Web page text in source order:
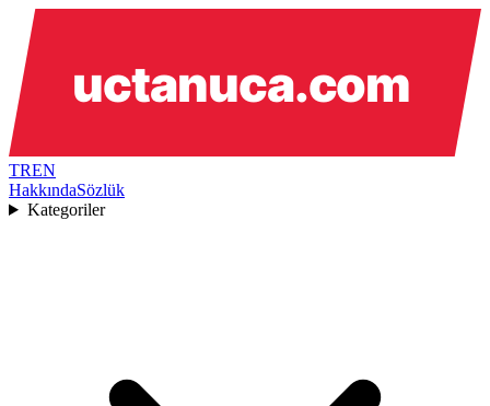
TREN
HakkındaSözlük
Kategoriler